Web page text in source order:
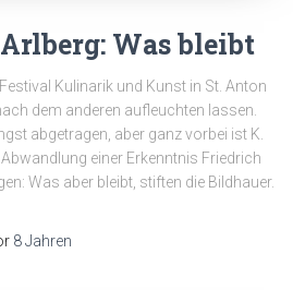
Was bleibt
Kulinarik und Kunst in St. Anton
dem anderen aufleuchten lassen.
abgetragen, aber ganz vorbei ist K.
einer Erkenntnis Friedrich
Was aber bleibt, stiften die Bildhauer.
8 Jahren